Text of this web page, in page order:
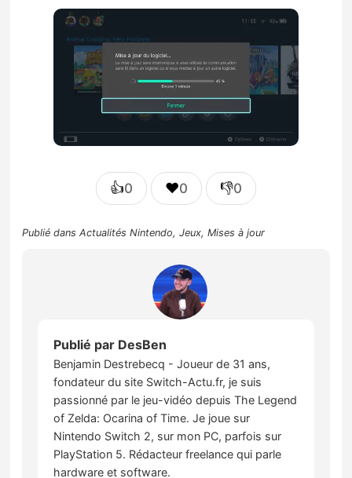
👍0 ❤️0 👎0
Publié dansActualités Nintendo,Jeux,Mises à jour
Publié par DesBen
Benjamin Destrebecq - Joueur de 31 ans,
fondateur du site Switch-Actu.fr, je suis
passionné par le jeu-vidéo depuis The Legend
of Zelda: Ocarina of Time. Je joue sur
Nintendo Switch 2, sur mon PC, parfois sur
PlayStation 5. Rédacteur freelance qui parle
hardware et software.